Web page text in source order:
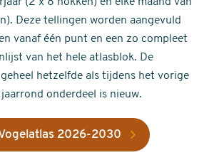
Deze tellingen worden aangevuld
vanaf één punt en een zo compleet
van het hele atlasblok. De
hetzelfde als tijdens het vorige
onderdeel is nieuw.
2026-2030